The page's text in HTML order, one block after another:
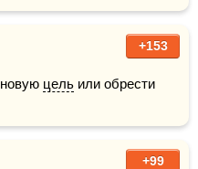
+153
новую цель или обрести
+99